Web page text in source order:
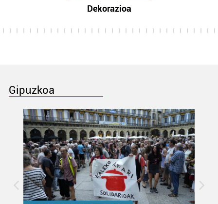
Dekorazioa
Gipuzkoa